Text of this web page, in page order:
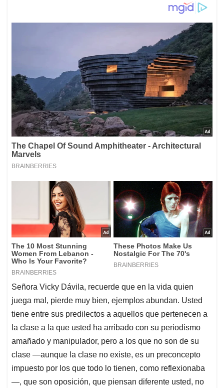
Señora Vicky Dávila, recuerde que en la vida quien
juega mal, pierde muy bien, ejemplos abundan. Usted
tiene entre sus predilectos a aquellos que pertenecen a
la clase a la que usted ha arribado con su periodismo
amañado y manipulador, pero a los que no son de su
clase —aunque la clase no existe, es un preconcepto
impuesto por los que todo lo tienen, como reflexionaba
—, que son oposición, que piensan diferente usted, no